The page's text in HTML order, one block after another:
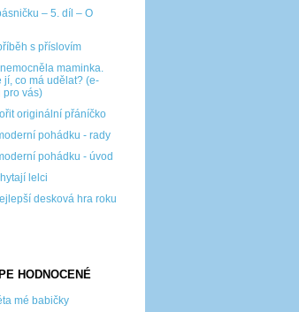
– 5. díl – O
s příslovím
maminka.
jí, co má udělat? (e-
pro vás)
originální přáníčko
pohádku - rady
pohádku - úvod
lelci
desková hra roku
HODNOCENÉ
mé babičky